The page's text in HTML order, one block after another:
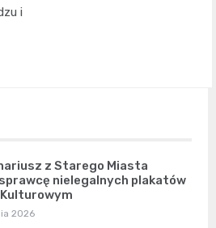
i
z Starego Miasta
nielegalnych plakatów
2026